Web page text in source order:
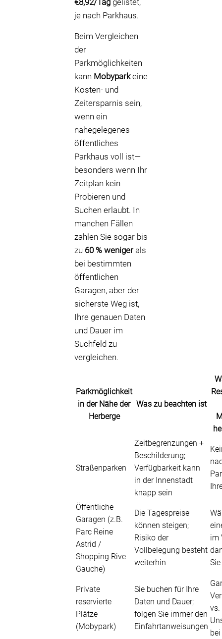
€8,92/Tag gelistet,
je nach Parkhaus.
Beim Vergleichen
der
Parkmöglichkeiten
kann Mobyparkeine
Kosten- und
Zeitersparnis sein,
wenn ein
nahegelegenes
öffentliches
Parkhaus voll ist—
besonders wenn Ihr
Zeitplan kein
Probieren und
Suchen erlaubt. In
manchen Fällen
zahlen Sie sogar bis
zu 60 % wenigerals
bei bestimmten
öffentlichen
Garagen, aber der
sicherste Weg ist,
Ihre genauen Daten
und Dauer im
Suchfeld zu
vergleichen.
Parkmöglichkeit
in der Nähe der
Herberge
Was zu beachten ist
Straßenparken
Zeitbegrenzungen +
Beschilderung;
Verfügbarkeit kann
in der Innenstadt
knapp sein
Öffentliche
Garagen (z.B.
Parc Reine
Astrid /
Shopping Rive
Gauche)
Die Tagespreise
können steigen;
Risiko der
Vollbelegung besteht
weiterhin
im
Private
reservierte
Plätze
(Mobypark)
Sie buchen für Ihre
Daten und Dauer;
folgen Sie immer den
Einfahrtanweisungen
vs.